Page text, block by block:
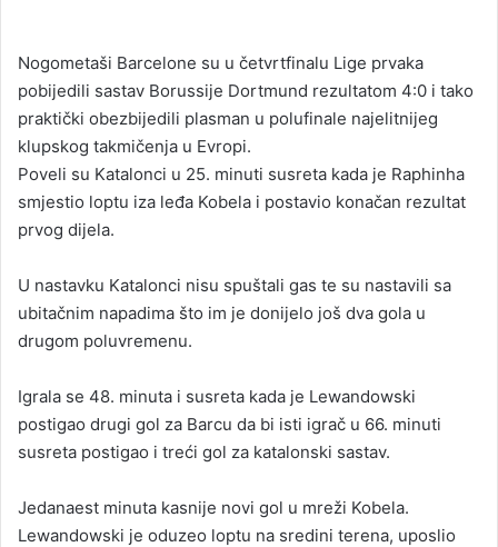
a
e
Nogometaši Barcelone su u četvrtfinalu Lige prvaka
pobijedili sastav Borussije Dortmund rezultatom 4:0 i tako
praktički obezbijedili plasman u polufinale najelitnijeg
klupskog takmičenja u Evropi.
Poveli su Katalonci u 25. minuti susreta kada je Raphinha
smjestio loptu iza leđa Kobela i postavio konačan rezultat
prvog dijela.
U nastavku Katalonci nisu spuštali gas te su nastavili sa
ubitačnim napadima što im je donijelo još dva gola u
drugom poluvremenu.
Igrala se 48. minuta i susreta kada je Lewandowski
postigao drugi gol za Barcu da bi isti igrač u 66. minuti
susreta postigao i treći gol za katalonski sastav.
Jedanaest minuta kasnije novi gol u mreži Kobela.
Lewandowski je oduzeo loptu na sredini terena, uposlio